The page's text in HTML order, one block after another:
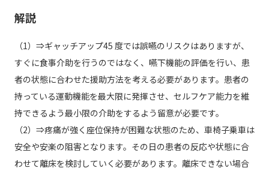
解説
（1）⇒ギャッチアップ45 度では誤嚥のリスクはありますが、
すぐに食事介助を行うのではなく、嚥下機能の評価を行い、患
者の状態に合わせた援助方法を考える必要があります。患者の
持っている運動機能を最大限に発揮させ、セルフケア能力を維
持できるよう最小限の介助をするよう留意が必要です。
（2）⇒疼痛が強く座位保持が困難な状態のため、車椅子乗車は
安全や安楽の阻害となります。その日の患者の反応や状態に合
わせて離床を検討していく必要があります。離床できない場合